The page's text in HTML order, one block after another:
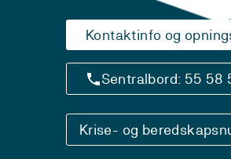
Kontaktinfo og
Sentralbord: 55 58
Krise- og